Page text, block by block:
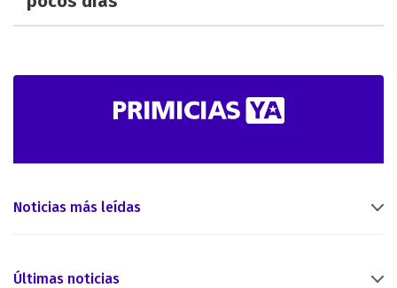
Noticias más leídas
Últimas noticias